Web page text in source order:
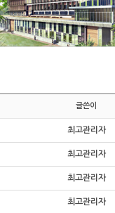
글쓴이
최고관리자
최고관리자
최고관리자
최고관리자